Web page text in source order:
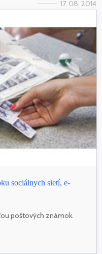
17. 08. 2014
sociálnych sietí, e-
poštových známok.